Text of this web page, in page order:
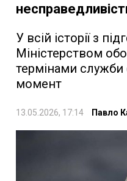
У всій історії з
Міністерством
термінами
момент
13.05.2026, 17:14 Павло